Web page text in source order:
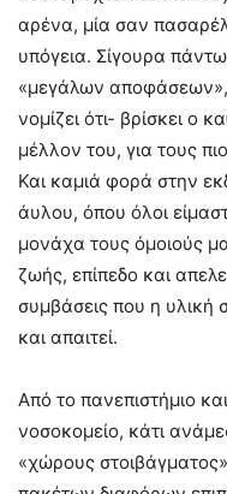
αρένα, μία σαν
υπόγεια. Σίγουρα
«μεγάλων αποφάσεων»,
νομίζει ότι- βρίσκει ο
μέλλον του, για τους
Και καμιά φορά στην
άυλου, όπου όλοι
μονάχα τους όμοιούς
ζωής, επίπεδο και
συμβάσεις που η
και απαιτεί.
Από το πανεπιστήμιο
νοσοκομείο, κάτι
«χώρους